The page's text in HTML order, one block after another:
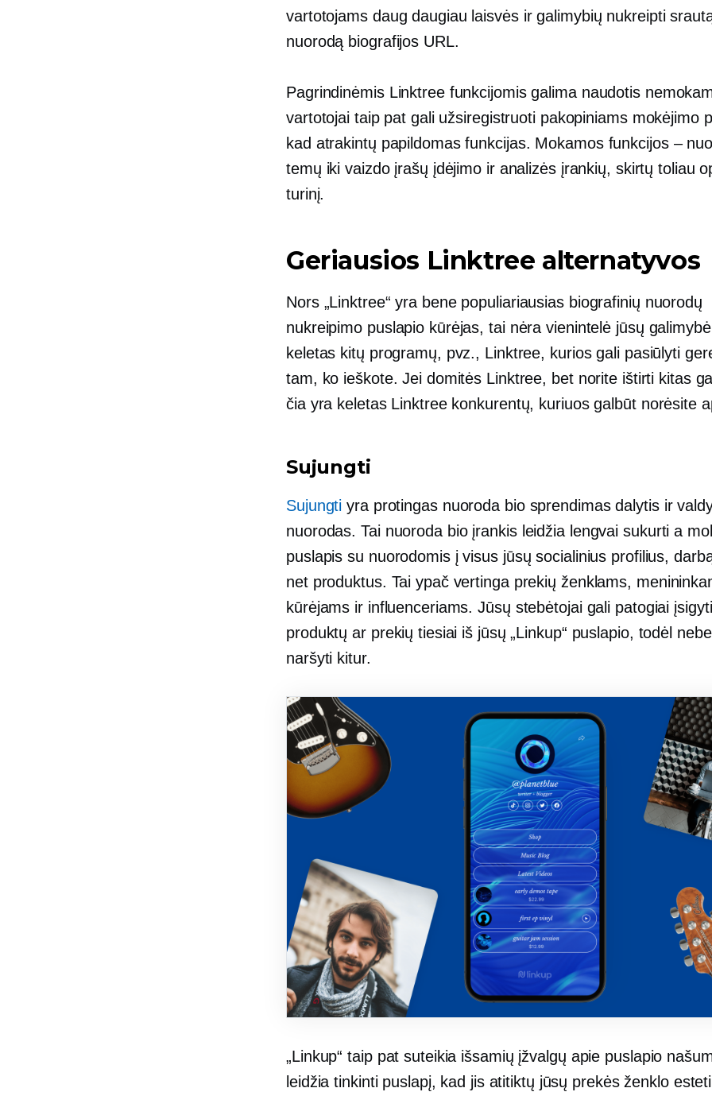
vartotojams daug daugiau laisvės ir galimybių nukreipti
nuorodą biografijos URL.
Pagrindinėmis Linktree funkcijomis galima naudotis
vartotojai taip pat gali užsiregistruoti pakopiniams mokėjimo
kad atrakintų papildomas funkcijas. Mokamos funkcijos –
temų iki vaizdo įrašų įdėjimo ir analizės įrankių, skirtų toliau
turinį.
Geriausios Linktree alternatyvos
Nors „Linktree“ yra bene populiariausias biografinių nuorodų
nukreipimo puslapio kūrėjas, tai nėra vienintelė jūsų
keletas kitų programų, pvz., Linktree, kurios gali pasiūlyti
tam, ko ieškote. Jei domitės Linktree, bet norite ištirti kitas
čia yra keletas Linktree konkurentų, kuriuos galbūt norėsite
Sujungti
Sujungti yra protingas nuoroda biosprendimas dalytis ir
nuorodas. Tai nuoroda bioįrankis leidžia lengvai sukurti a
puslapis su nuorodomis į visus jūsų socialinius profilius,
net produktus. Tai ypač vertinga prekių ženklams,
kūrėjams ir influenceriams. Jūsų stebėtojai gali patogiai
produktų ar prekių tiesiai iš jūsų „Linkup“ puslapio, todėl
naršyti kitur.
„Linkup“ taip pat suteikia išsamių įžvalgų apie puslapio
leidžia tinkinti puslapį, kad jis atitiktų jūsų prekės ženklo